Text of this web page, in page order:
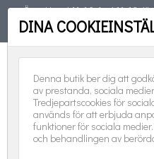
Öppet torsd 11-19, fred 11-18,
TELEFON 08-551 501 31
HÄNGGUNGOR
DINA
Denna butik ber dig att
av prestanda, sociala
Tredjepartscookies för
används för att erbjuda
funktioner för sociala
och behandlingen av